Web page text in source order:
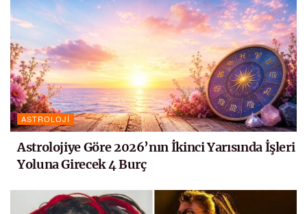
ASTROLOJI
Astrolojiye Göre 2026’nın İkinci Yarısında İşleri
Yoluna Girecek 4 Burç